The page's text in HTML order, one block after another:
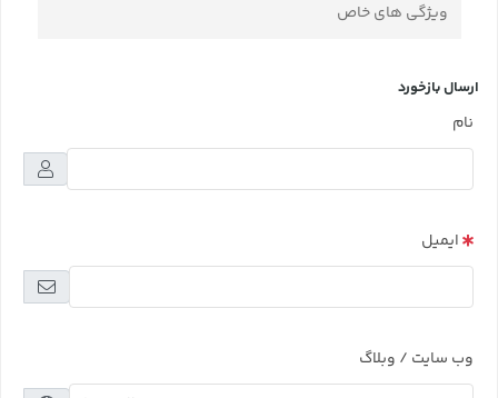
ویژگی های خاص
ارسال بازخورد
نام
ایمیل
وب سایت / وبلاگ